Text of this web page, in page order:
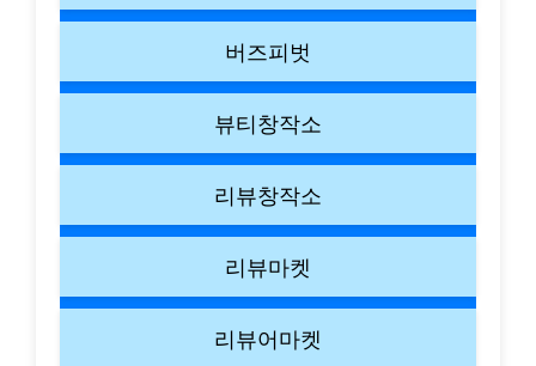
버즈피벗
뷰티창작소
리뷰창작소
리뷰마켓
리뷰어마켓